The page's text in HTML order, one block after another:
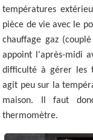
températures
pièce de vie avec le
chauffage gaz
appoint l'après-midi
difficulté à gérer les
agit peu sur la
maison. Il faut
thermomètre.